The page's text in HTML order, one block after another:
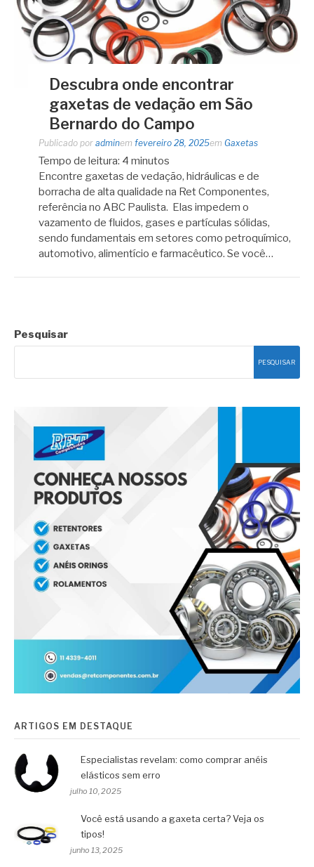
Descubra onde encontrar
gaxetas de vedação em São
Bernardo do Campo
Publicado por adminem fevereiro 28, 2025em Gaxetas
Tempo de leitura: 4 minutos
Encontre gaxetas de vedação, hidráulicas e de
borracha de alta qualidade na Ret Componentes,
referência no ABC Paulista. Elas impedem o
vazamento de fluidos, gases e partículas sólidas,
sendo fundamentais em setores como petroquímico,
automotivo, alimentício e farmacêutico. Se você…
Pesquisar
PESQUISAR
ARTIGOS EM DESTAQUE
Especialistas revelam: como comprar anéis
elásticos sem erro
julho 10, 2025
Você está usando a gaxeta certa? Veja os
tipos!
junho 13, 2025